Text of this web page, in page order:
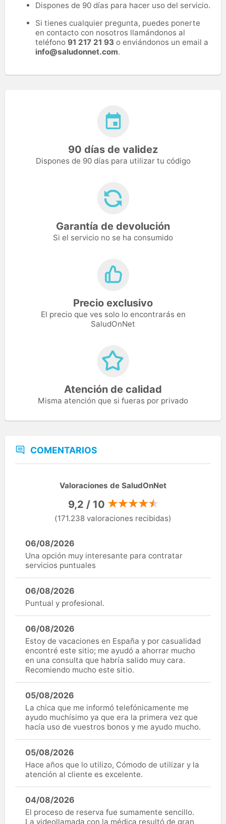
Dispones de 90 días para hacer uso del servicio.
Si tienes cualquier pregunta, puedes ponerte
en contacto con nosotros llamándonos al
teléfono 91 217 21 93 o enviándonos un email a
info@saludonnet.com.
90 días de validez
Dispones de 90 días para utilizar tu código
Garantía de devolución
Si el servicio no se ha consumido
Precio exclusivo
El precio que ves solo lo encontrarás en
SaludOnNet
Atención de calidad
Misma atención que si fueras por privado
COMENTARIOS
Valoraciones de SaludOnNet
9,2 / 10
(171.238 valoraciones recibidas)
06/08/2026
Una opción muy interesante para contratar
servicios puntuales
06/08/2026
Puntual y profesional.
06/08/2026
Estoy de vacaciones en España y por casualidad
encontré este sitio; me ayudó a ahorrar mucho
en una consulta que habría salido muy cara.
Recomiendo mucho este sitio.
05/08/2026
La chica que me informó telefónicamente me
ayudo muchísimo ya que era la primera vez que
hacía uso de vuestros bonos y me ayudo mucho.
05/08/2026
Hace años que lo utilizo, Cómodo de utilizar y la
atención al cliente es excelente.
04/08/2026
El proceso de reserva fue sumamente sencillo.
La videollamada con la médica resultó de gran